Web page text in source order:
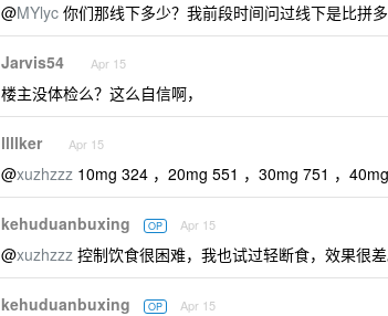
@MYlyc 你们那线下多少？我前段时间问过线下是比拼
Jarvis54 Apr 15
楼主没体检么？这么自信啊，
llllker Apr 15
@xuzhzzz 10mg 324 ，20mg 551 ，30mg 751 ，
kehuduanbuxing OP Apr 15
@xuzhzzz 控制饮食很困难，我也试过轻断食，效果很
kehuduanbuxing OP Apr 15